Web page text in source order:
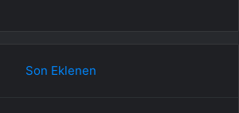
Son Eklenen